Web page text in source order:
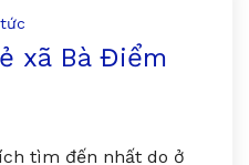
xã Bà Điểm
tìm đến nhất do ở